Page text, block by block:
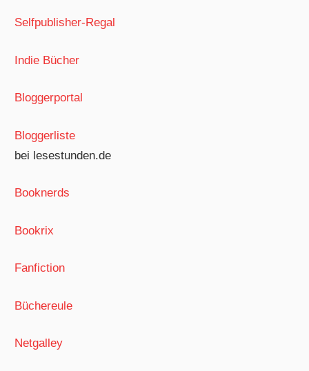
Selfpublisher-Regal
Indie Bücher
Bloggerportal
Bloggerliste
bei lesestunden.de
Booknerds
Bookrix
Fanfiction
Büchereule
Netgalley